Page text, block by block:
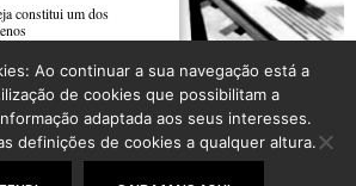
session de son petit-déjeuner «90 minutes experts»
| Todos os direitos reservados
constitui um dos
de Poesia com José
. J’ai connu moi
Ao continuar a sua navegação está a
de cookies que possibilitam a
adaptada aos seus interesses.
definições de cookies a qualquer altura.